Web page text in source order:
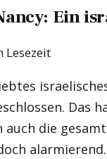
Ein
Lesezeit
Das
die